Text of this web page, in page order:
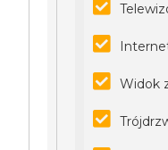
Widok